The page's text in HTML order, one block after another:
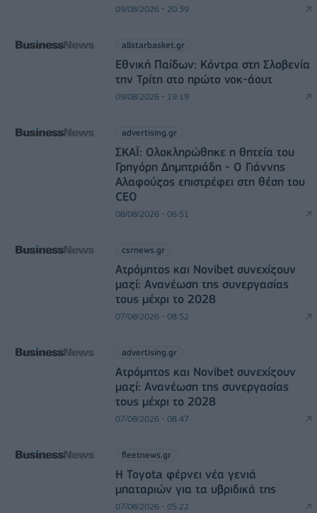
09/08/2026 - 20:39
allstarbasket.gr
Εθνική Παίδων: Κόντρα στη Σλοβενία
την Τρίτη στο πρώτο νοκ-άουτ
09/08/2026 - 19:19
advertising.gr
ΣΚΑΪ: Ολοκληρώθηκε η θητεία του
Γρηγόρη Δημητριάδη - Ο Γιάννης
Αλαφούζος επιστρέφει στη θέση του
CEO
08/08/2026 - 06:51
csrnews.gr
Ατρόμητος και Novibet συνεχίζουν
μαζί: Ανανέωση της συνεργασίας
τους μέχρι το 2028
07/08/2026 - 08:52
advertising.gr
Ατρόμητος και Novibet συνεχίζουν
μαζί: Ανανέωση της συνεργασίας
τους μέχρι το 2028
07/08/2026 - 08:47
fleetnews.gr
Η Toyota φέρνει νέα γενιά
μπαταριών για τα υβριδικά της
07/08/2026 - 05:22